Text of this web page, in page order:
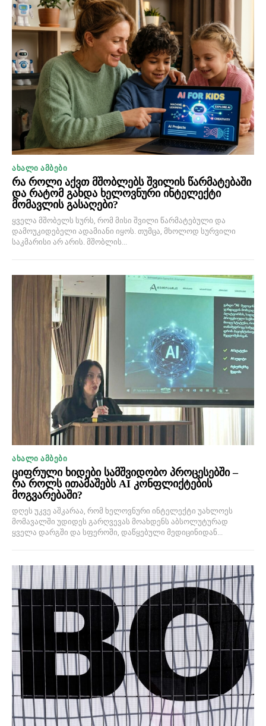
ᲐᲮᲐᲚᲘ ᲐᲛᲑᲔᲑᲘ
რა როლი აქვთ მშობლებს შვილის წარმატებაში
და რატომ გახდა ხელოვნური ინტელექტი
მომავლის გასაღები?
ყველა მშობელს სურს, რომ მისი შვილი წარმატებული და
დამოუკიდებელი ადამიანი იყოს. თუმცა, მხოლოდ სურვილი
საკმარისი არ არის. მშობლის...
ᲐᲮᲐᲚᲘ ᲐᲛᲑᲔᲑᲘ
ციფრული ხიდები სამშვიდობო პროცესებში –
რა როლს ითამაშებს AI კონფლიქტების
მოგვარებაში?
დღეს უკვე აშკარაა, რომ ხელოვნური ინტელექტი უახლოეს
მომავალში უდიდეს გარღვევას მოახდენს აბსოლუტურად
ყველა დარგში და სფეროში, დაწყებული მედიცინიდან...